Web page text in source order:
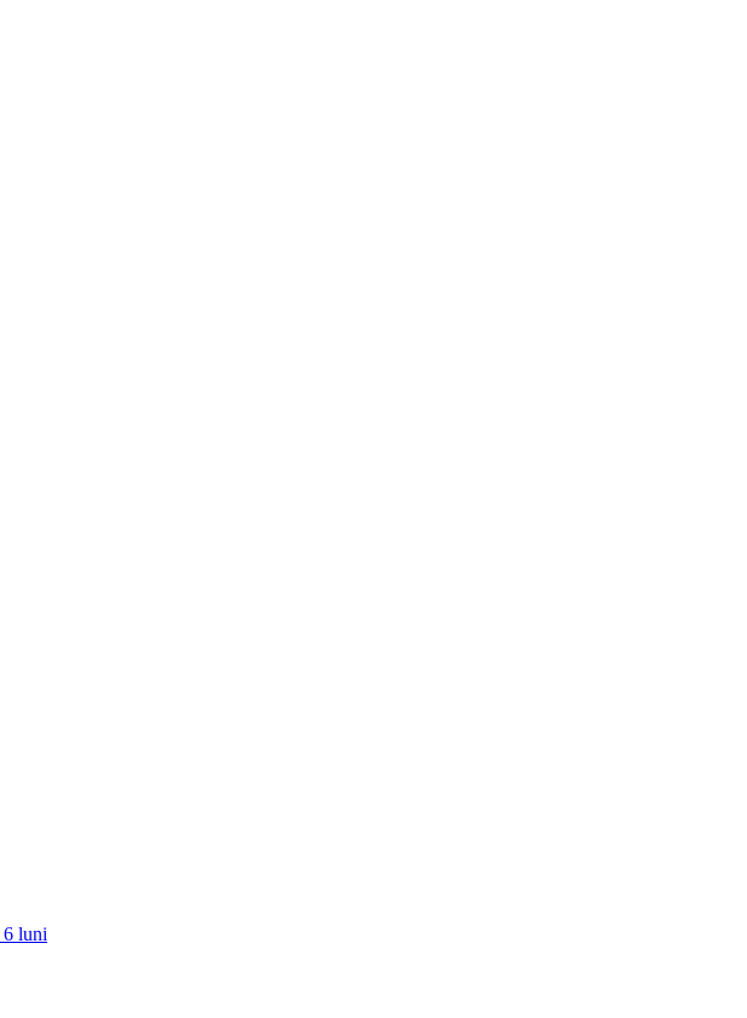
6 luni